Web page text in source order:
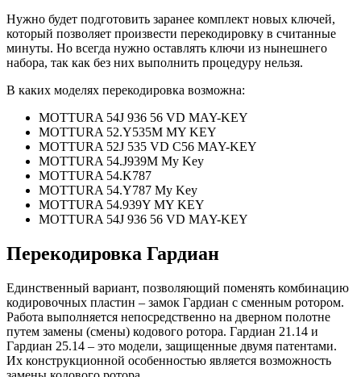
Нужно будет подготовить заранее комплект новых ключей,
который позволяет произвести перекодировку в считанные
минуты. Но всегда нужно оставлять ключи из нынешнего
набора, так как без них выполнить процедуру нельзя.
В каких моделях перекодировка возможна:
MOTTURA 54J 936 56 VD MAY-KEY
MOTTURA 52.Y535M MY KEY
MOTTURA 52J 535 VD C56 MAY-KEY
MOTTURA 54.J939M My Key
MOTTURA 54.K787
MOTTURA 54.Y787 My Key
MOTTURA 54.939Y MY KEY
MOTTURA 54J 936 56 VD MAY-KEY
Перекодировка Гардиан
Единственный вариант, позволяющий поменять комбинацию
кодировочных пластин – замок Гардиан с сменным ротором.
Работа выполняется непосредственно на дверном полотне
путем замены (смены) кодового ротора. Гардиан 21.14 и
Гардиан 25.14 – это модели, защищенные двумя патентами.
Их конструкционной особенностью является возможность